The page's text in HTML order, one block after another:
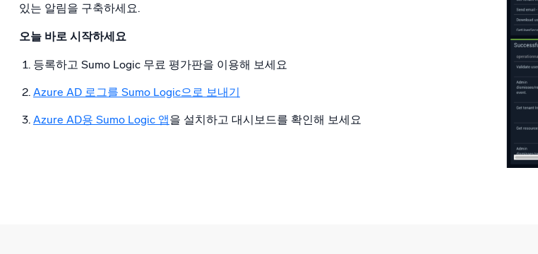
있는 알림을 구축하세요.
오늘 바로 시작하세요
등록하고 Sumo Logic 무료 평가판을 이용해 보세요
Azure AD 로그를 Sumo Logic으로 보내기
Azure AD용 Sumo Logic 앱을 설치하고 대시보드를 확인해 보세요